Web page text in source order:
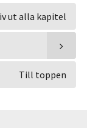
ut alla kapitel
Till toppen